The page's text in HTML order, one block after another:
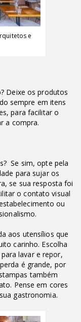
e
Deixe os produtos
sempre em itens
para facilitar o
a compra.
Se sim, opte pela
para sujar os
se sua resposta foi
o contato visual
ou
aos utensílios que
carinho. Escolha
lavar e repor,
é grande, por
também
Pense em cores
gastronomia.